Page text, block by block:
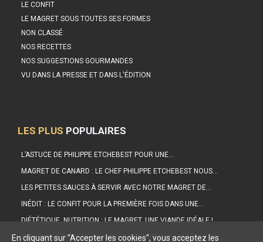
LE CONFIT
LE MAGRET SOUS TOUTES SES FORMES
NON CLASSÉ
NOS RECETTES
NOS SUGGESTIONS GOURMANDES
VU DANS LA PRESSE ET DANS L'ÉDITION
LES PLUS POPULAIRES
L’ASTUCE DE PHILIPPE ETCHEBEST POUR UNE…
MAGRET DE CANARD : LE CHEF PHILIPPE ETCHEBEST NOUS…
LES PETITES SAUCES À SERVIR AVEC NOTRE MAGRET DE…
INÉDIT : LE CONFIT POUR LA PREMIÈRE FOIS DANS UNE…
DIÉTÉTIQUE, NUTRITION : LE MAGRET, UNE VIANDE IDÉALE !
PHILIPPE ETCHEBEST : SON IDÉE DE BURGER AU MAGRET ET…
En cliquant sur "Accepter les cookies", vous acceptez les